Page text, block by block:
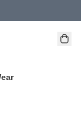
本地取貨、國際送貨 )